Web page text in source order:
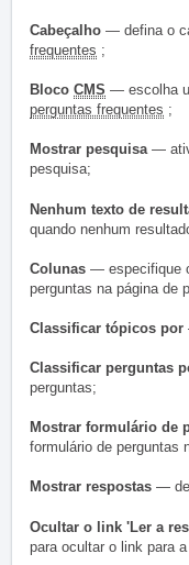
Cabeçalho — defina o
frequentes ;
Bloco CMS — escolha
perguntas frequentes ;
Mostrar pesquisa—
pesquisa;
Nenhum texto de
quando nenhum
Colunas — especifique
perguntas na página de
Classificar tópicos por
Classificar perguntas
perguntas;
Mostrar formulário de
formulário de perguntas
Mostrar respostas —
Ocultar o link 'Ler a
para ocultar o link para